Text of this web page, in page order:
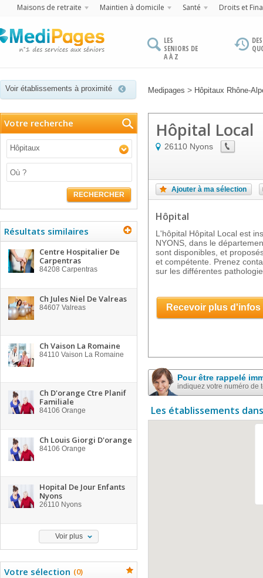
Maisons de retraite Maintien à domicile Santé Droits et
LES
SENIORS DE
A À Z
Voir établissements à proximité Medipages > Hôpitaux Rhône-
Votre recherche
Hôpitaux
RECHERCHER
Résultats similaires
Centre Hospitalier De
Carpentras
84208 Carpentras
Ch Jules Niel De Valreas
84607 Valreas
Ch Vaison La Romaine
84110 Vaison La Romaine
Ch D'orange Ctre Planif
Familiale
84106 Orange
Ch Louis Giorgi D'orange
84106 Orange
Hopital De Jour Enfants
Nyons
26110 Nyons
Voir plus
Votre sélection (0)
Hôpital Local
26110 Nyons
Ajouter à ma sélection
Hôpital
L'hôpital Hôpital Local est
NYONS, dans le
sont disponibles, et
et compétente. Prenez
sur les différentes
Recevoir plus d'infos
Pour être rappelé
indiquez votre numéro de
Les établissements